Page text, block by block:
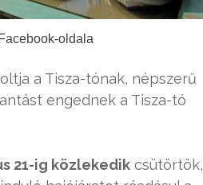
oldala
a Tisza-tónak, népszerű
engednek a Tisza-tó
21-ig közlekedik csütörtök,